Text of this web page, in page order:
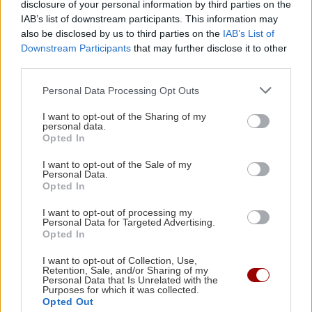
disclosure of your personal information by third parties on the
IAB’s list of downstream participants. This information may
also be disclosed by us to third parties on the IAB’s List of
Downstream Participants that may further disclose it to other
Personal Data Processing Opt Outs
I want to opt-out of the Sharing of my
personal data.
Opted In
I want to opt-out of the Sale of my
Personal Data.
Opted In
I want to opt-out of processing my
Personal Data for Targeted Advertising.
Opted In
I want to opt-out of Collection, Use,
Retention, Sale, and/or Sharing of my
Personal Data that Is Unrelated with the
Purposes for which it was collected.
Opted Out
εξεταστεί και το 2022
13:22
ΑΥΤΟΔΙΟΙΚΗΣΗ
Δήμος Μαλεβιζίου: Στους πρώτους της χώρας
που εξασφάλισαν χρηματοδότηση για Σχέδιο
Αστικής Ανθεκτικότητας
ΚΡΗΤΗ
Γαύδος: Επιχείρηση διάσωσης για 31χρονη
γυναίκα
13:00
GOSSIP - LIFESTYLE
Η Μαρίνα Βερνίκου έπιασε λαγοκέφαλο και
πόζαρε μαζί του
ΚΡΗΤΗ
ΠΕΡΙΣΣΟΤΕΡΑ
Κατήγγειλε τροχαίο και καταδίωξη
και συνελήφθη γιατί οδηγούσε
κλεμμένο αυτοκίνητο
GOSSIP - LIFESTYLE
Αθηνά Οικονομάκου και Μπρούνο
Τσερέλα στα Μπόρα Μπόρα